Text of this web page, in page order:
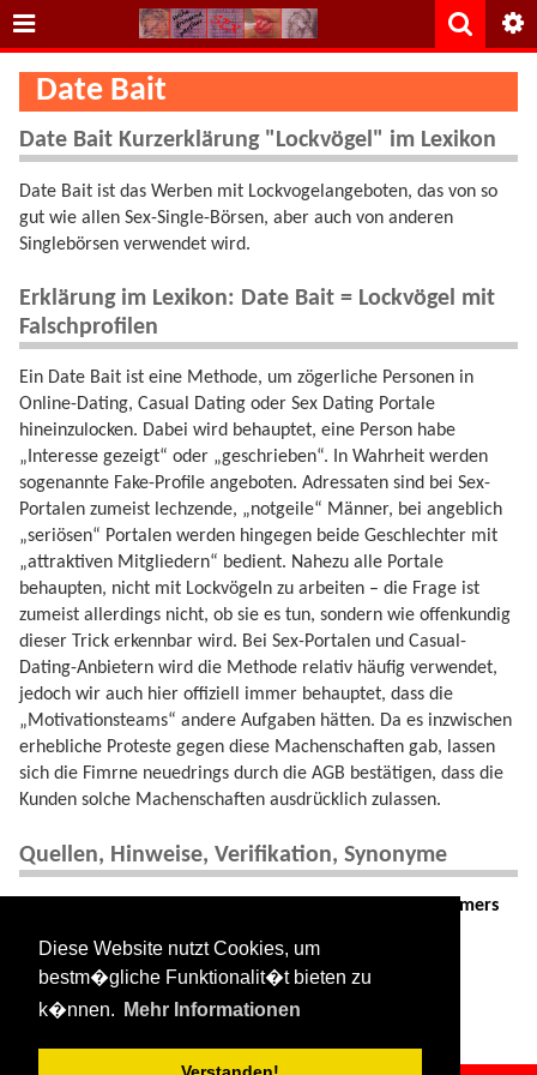
Diese Website nutzt Cookies, um
bestm�gliche Funktionalit�t bieten zu
k�nnen.
Mehr Informationen
Date Bait
Date Bait Kurzerklärung "Lockvögel" im Lexikon
Date Bait ist das Werben mit Lockvogelangeboten, das von so
gut wie allen Sex-Single-Börsen, aber auch von anderen
Singlebörsen verwendet wird.
Erklärung im Lexikon: Date Bait = Lockvögel mit
Falschprofilen
Ein Date Bait ist eine Methode, um zögerliche Personen in
Online-Dating, Casual Dating oder Sex Dating Portale
hineinzulocken. Dabei wird behauptet, eine Person habe
„Interesse gezeigt“ oder „geschrieben“. In Wahrheit werden
sogenannte Fake-Profile angeboten. Adressaten sind bei Sex-
Portalen zumeist lechzende, „notgeile“ Männer, bei angeblich
„seriösen“ Portalen werden hingegen beide Geschlechter mit
„attraktiven Mitgliedern“ bedient. Nahezu alle Portale
behaupten, nicht mit Lockvögeln zu arbeiten – die Frage ist
zumeist allerdings nicht, ob sie es tun, sondern wie offenkundig
dieser Trick erkennbar wird. Bei Sex-Portalen und Casual-
Dating-Anbietern wird die Methode relativ häufig verwendet,
jedoch wir auch hier offiziell immer behauptet, dass die
„Motivationsteams“ andere Aufgaben hätten. Da es inzwischen
erhebliche Proteste gegen diese Machenschaften gab, lassen
sich die Fimrne neuedrings durch die AGB bestätigen, dass die
Kunden solche Machenschaften ausdrücklich zulassen.
Quellen, Hinweise, Verifikation, Synonyme
Consumers
* DeutschLockvogel,Animateurin ,Motivatiosnteam